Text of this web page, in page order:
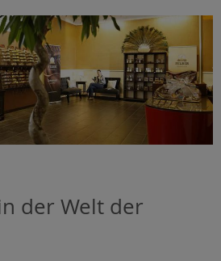
der Welt der